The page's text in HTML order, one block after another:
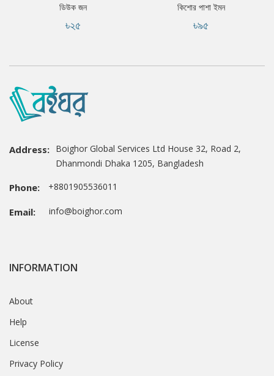
ডিউক জন
৳২৫
কিশোর পাশা ইমন
৳৯৫
Address: Boighor Global Services Ltd House 32, Road 2,
Dhanmondi Dhaka 1205, Bangladesh
Phone: +8801905536011
Email: info@boighor.com
INFORMATION
About
Help
License
Privacy Policy